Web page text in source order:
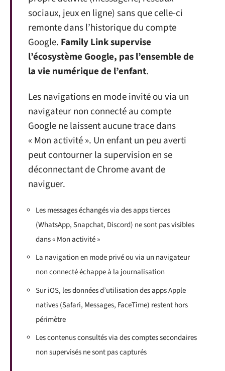
sociaux, jeux en ligne) sans que celle-ci
remonte dans l’historique du compte
Google. Family Link supervise
l’écosystème Google, pas l’ensemble de
la vie numérique de l’enfant.
Les navigations en mode invité ou via un
navigateur non connecté au compte
Google ne laissent aucune trace dans
« Mon activité ». Un enfant un peu averti
peut contourner la supervision en se
déconnectant de Chrome avant de
naviguer.
Les messages échangés via des apps tierces
(WhatsApp, Snapchat, Discord) ne sont pas visibles
dans « Mon activité »
La navigation en mode privé ou via un navigateur
non connecté échappe à la journalisation
Sur iOS, les données d’utilisation des apps Apple
natives (Safari, Messages, FaceTime) restent hors
périmètre
Les contenus consultés via des comptes secondaires
non supervisés ne sont pas capturés